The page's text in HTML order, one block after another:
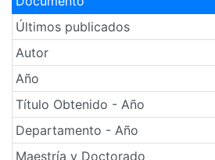
Últimos publicados
Autor
Año
Título Obtenido - Año
Departamento - Año
Maestría y Doctorado